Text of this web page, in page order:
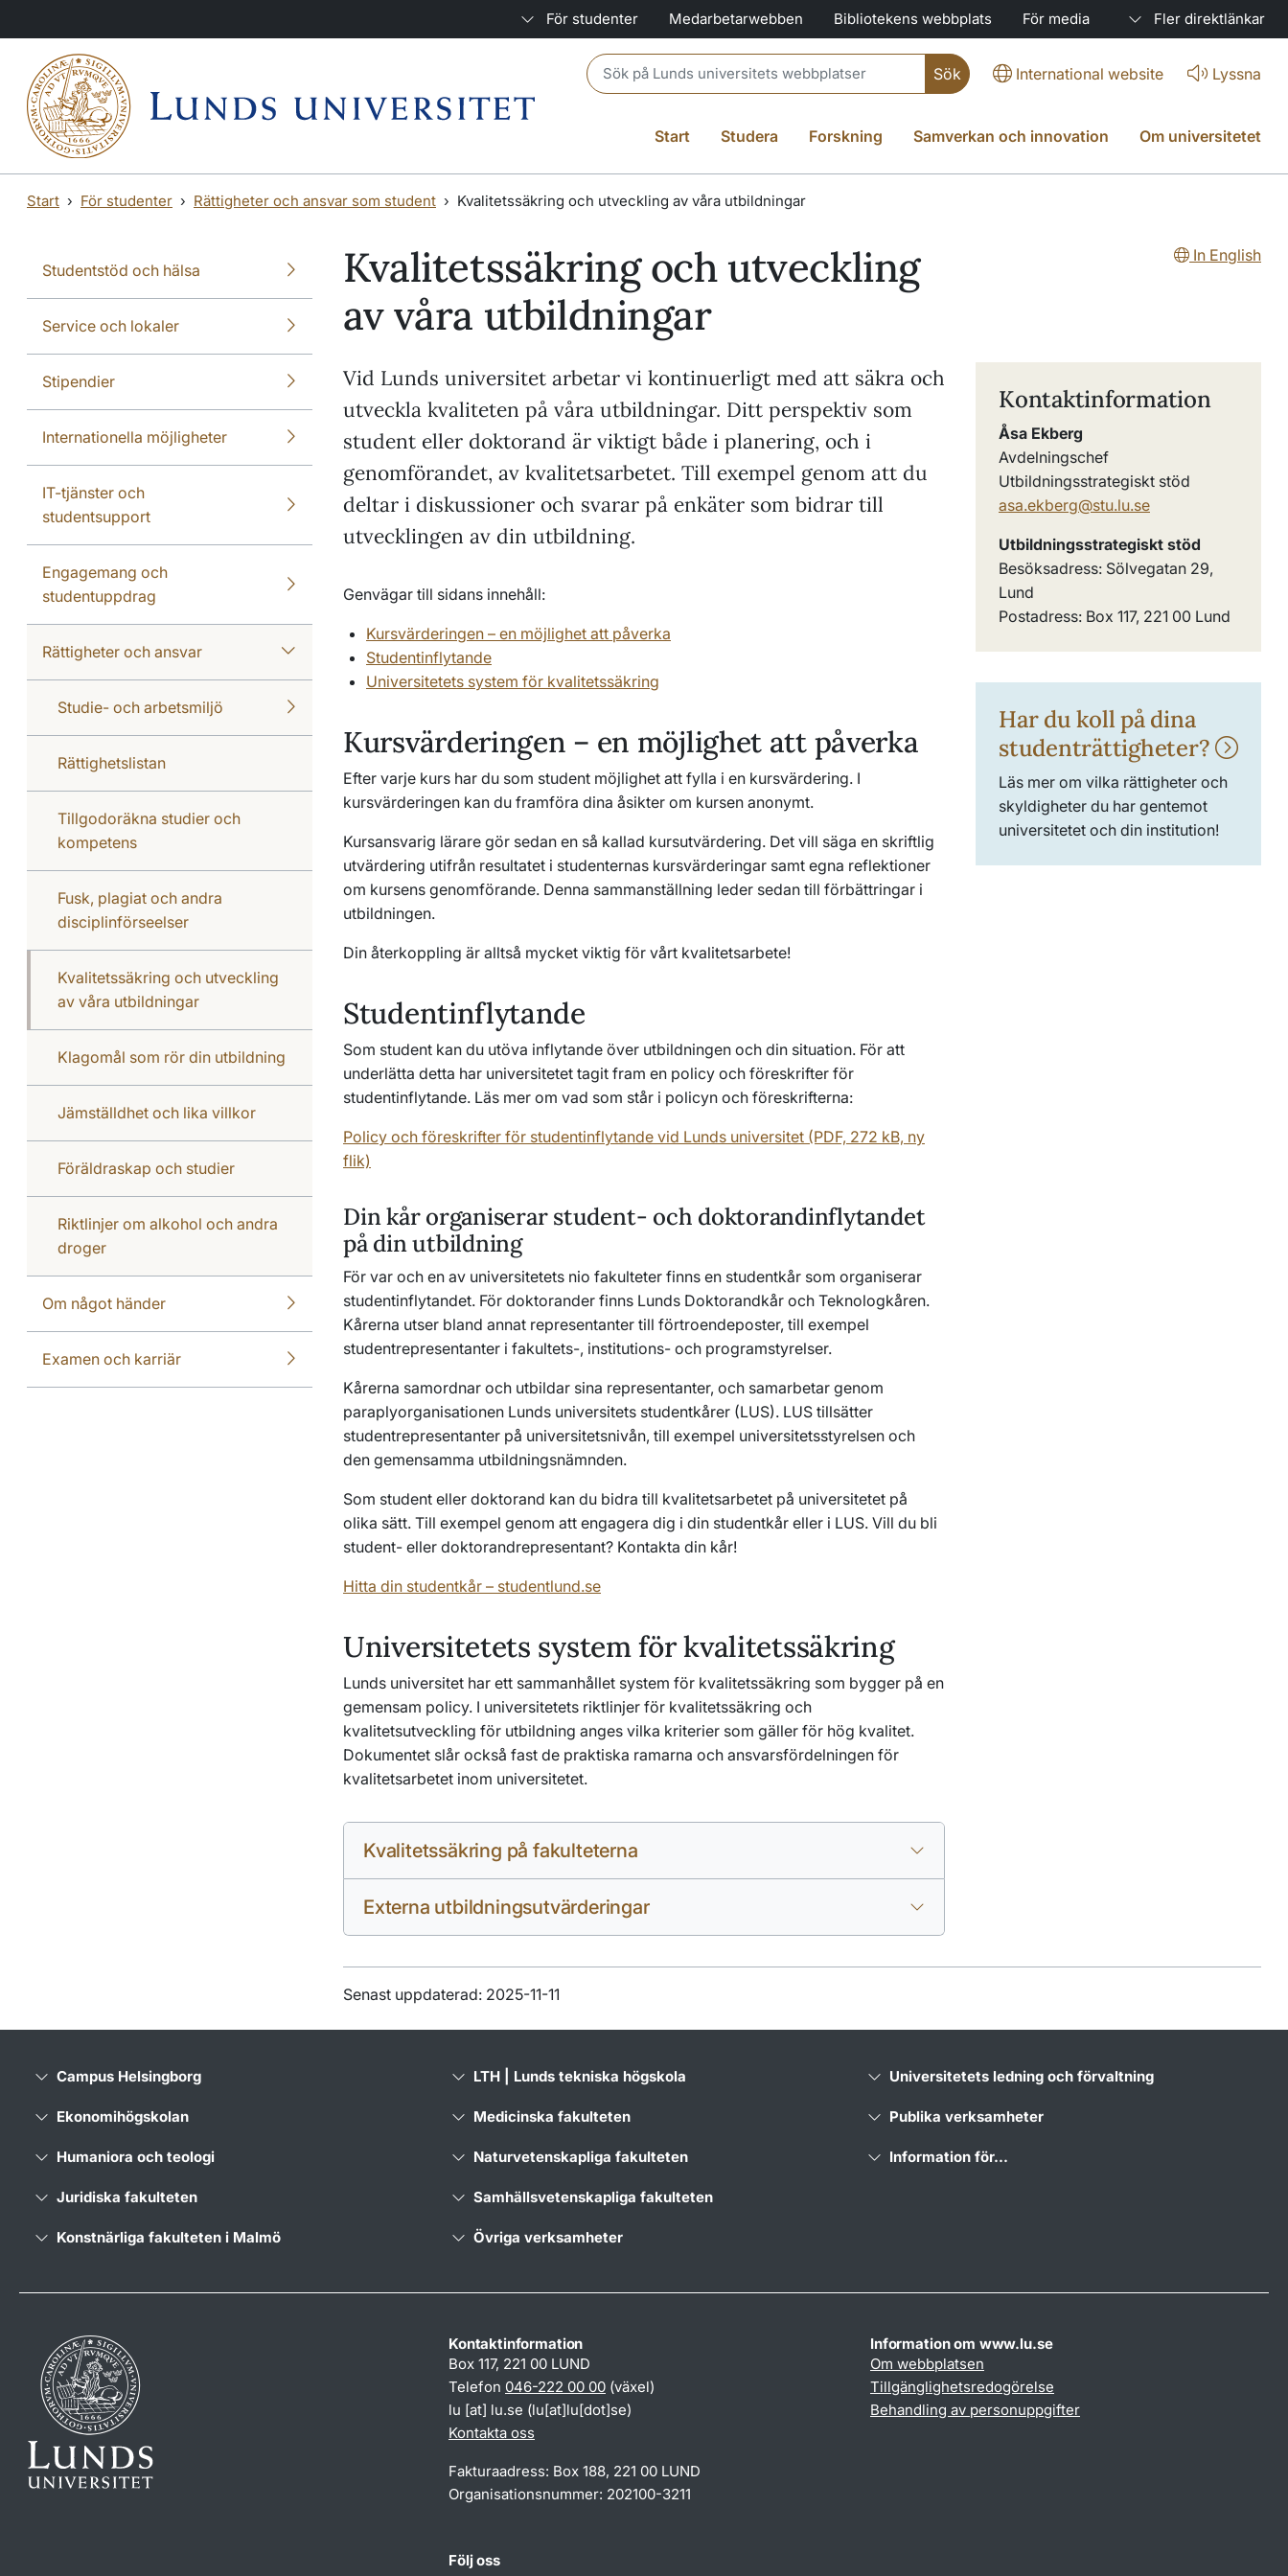
För studenter Medarbetarwebben Bibliotekens webbplats För media Fler direktlänkar
Header search International website Lyssna
Start Studera Forskning Samverkan och innovation Om universitetet
Start För studenter Rättigheter och ansvar som student Kvalitetssäkring och utveckling av våra utbildningar
Studentstöd och hälsa
Service och lokaler
Stipendier
Internationella möjligheter
IT-tjänster och
studentsupport
Engagemang och
studentuppdrag
Rättigheter och ansvar
Studie- och arbetsmiljö
Rättighetslistan
Tillgodoräkna studier och
kompetens
Fusk, plagiat och andra
disciplinförseelser
Kvalitetssäkring och utveckling
av våra utbildningar
Klagomål som rör din utbildning
Jämställdhet och lika villkor
Föräldraskap och studier
Riktlinjer om alkohol och andra
droger
Om något händer
Examen och karriär
Kvalitetssäkring och utveckling
av våra utbildningar
In English
Vid Lunds universitet arbetar vi kontinuerligt med att säkra och
utveckla kvaliteten på våra utbildningar. Ditt perspektiv som
student eller doktorand är viktigt både i planering, och i
genomförandet, av kvalitetsarbetet. Till exempel genom att du
deltar i diskussioner och svarar på enkäter som bidrar till
utvecklingen av din utbildning.
Genvägar till sidans innehåll:
Kursvärderingen – en möjlighet att påverka
Studentinflytande
Universitetets system för kvalitetssäkring
Kursvärderingen – en möjlighet att påverka
Efter varje kurs har du som student möjlighet att fylla i en kursvärdering. I
kursvärderingen kan du framföra dina åsikter om kursen anonymt.
Kursansvarig lärare gör sedan en så kallad kursutvärdering. Det vill säga en skriftlig
utvärdering utifrån resultatet i studenternas kursvärderingar samt egna reflektioner
om kursens genomförande. Denna sammanställning leder sedan till förbättringar i
utbildningen.
Din återkoppling är alltså mycket viktig för vårt kvalitetsarbete!
Studentinflytande
Som student kan du utöva inflytande över utbildningen och din situation. För att
underlätta detta har universitetet tagit fram en policy och föreskrifter för
studentinflytande. Läs mer om vad som står i policyn och föreskrifterna:
Policy och föreskrifter för studentinflytande vid Lunds universitet (PDF, 272 kB, ny
flik)
Din kår organiserar student- och doktorandinflytandet
på din utbildning
För var och en av universitetets nio fakulteter finns en studentkår som organiserar
studentinflytandet. För doktorander finns Lunds Doktorandkår och Teknologkåren.
Kårerna utser bland annat representanter till förtroendeposter, till exempel
studentrepresentanter i fakultets-, institutions- och programstyrelser.
Kårerna samordnar och utbildar sina representanter, och samarbetar genom
paraplyorganisationen Lunds universitets studentkårer (LUS). LUS tillsätter
studentrepresentanter på universitetsnivån, till exempel universitetsstyrelsen och
den gemensamma utbildningsnämnden.
Som student eller doktorand kan du bidra till kvalitetsarbetet på universitetet på
olika sätt. Till exempel genom att engagera dig i din studentkår eller i LUS. Vill du bli
student- eller doktorandrepresentant? Kontakta din kår!
Hitta din studentkår – studentlund.se
Universitetets system för kvalitetssäkring
Lunds universitet har ett sammanhållet system för kvalitetssäkring som bygger på en
gemensam policy. I universitetets riktlinjer för kvalitetssäkring och
kvalitetsutveckling för utbildning anges vilka kriterier som gäller för hög kvalitet.
Dokumentet slår också fast de praktiska ramarna och ansvarsfördelningen för
kvalitetsarbetet inom universitetet.
Kvalitetssäkring på fakulteterna
Externa utbildningsutvärderingar
Kontaktinformation
Åsa Ekberg
Avdelningschef
Utbildningsstrategiskt stöd
asa.ekberg@stu.lu.se
Utbildningsstrategiskt stöd
Besöksadress: Sölvegatan 29,
Lund
Postadress: Box 117, 221 00 Lund
Har du koll på dina
studenträttigheter?
Läs mer om vilka rättigheter och
skyldigheter du har gentemot
universitetet och din institution!
Senast uppdaterad: 2025-11-11
Campus Helsingborg
Ekonomihögskolan
Humaniora och teologi
Juridiska fakulteten
Konstnärliga fakulteten i Malmö
LTH | Lunds tekniska högskola
Medicinska fakulteten
Naturvetenskapliga fakulteten
Samhällsvetenskapliga fakulteten
Övriga verksamheter
Universitetets ledning och förvaltning
Publika verksamheter
Information för...
Kontaktinformation
Box 117, 221 00 LUND
Telefon 046-222 00 00 (växel)
lu [at] lu.se (lu[at]lu[dot]se)
Kontakta oss
Fakturaadress: Box 188, 221 00 LUND
Organisationsnummer: 202100-3211
Information om www.lu.se
Om webbplatsen
Tillgänglighetsredogörelse
Behandling av personuppgifter
Följ oss